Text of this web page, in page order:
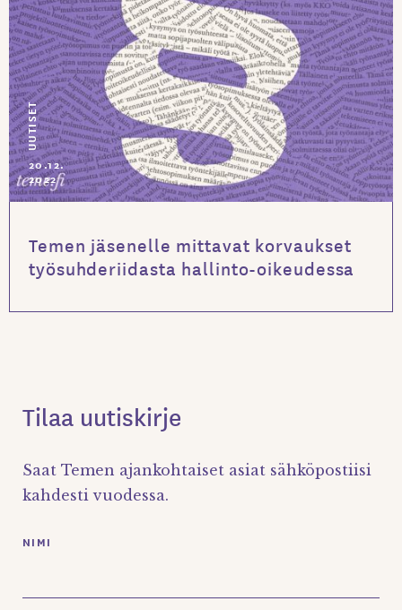
UUTISET
20.12.
2022
Temen jäsenelle mittavat korvaukset
työsuhderiidasta hallinto-oikeudessa
Tilaa uutiskirje
Saat Temen ajankohtaiset asiat sähköpostiisi
kahdesti vuodessa.
NIMI